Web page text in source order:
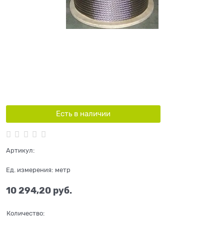
Есть в наличии
Артикул:
Ед. измерения: метр
10 294,20 руб.
Количество: